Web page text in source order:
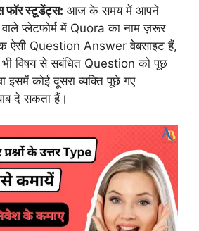
फॉर स्टूडेंट्स: आज के समय में आपने
प्लेटफोर्म में Quora का नाम ज़रूर
ऐसी Question Answer वेबसाइट हैं,
भी विषय से सबंधित Question को पूछ
कोई दूसरा व्यक्ति पूछे गए
दे सकता हैं।